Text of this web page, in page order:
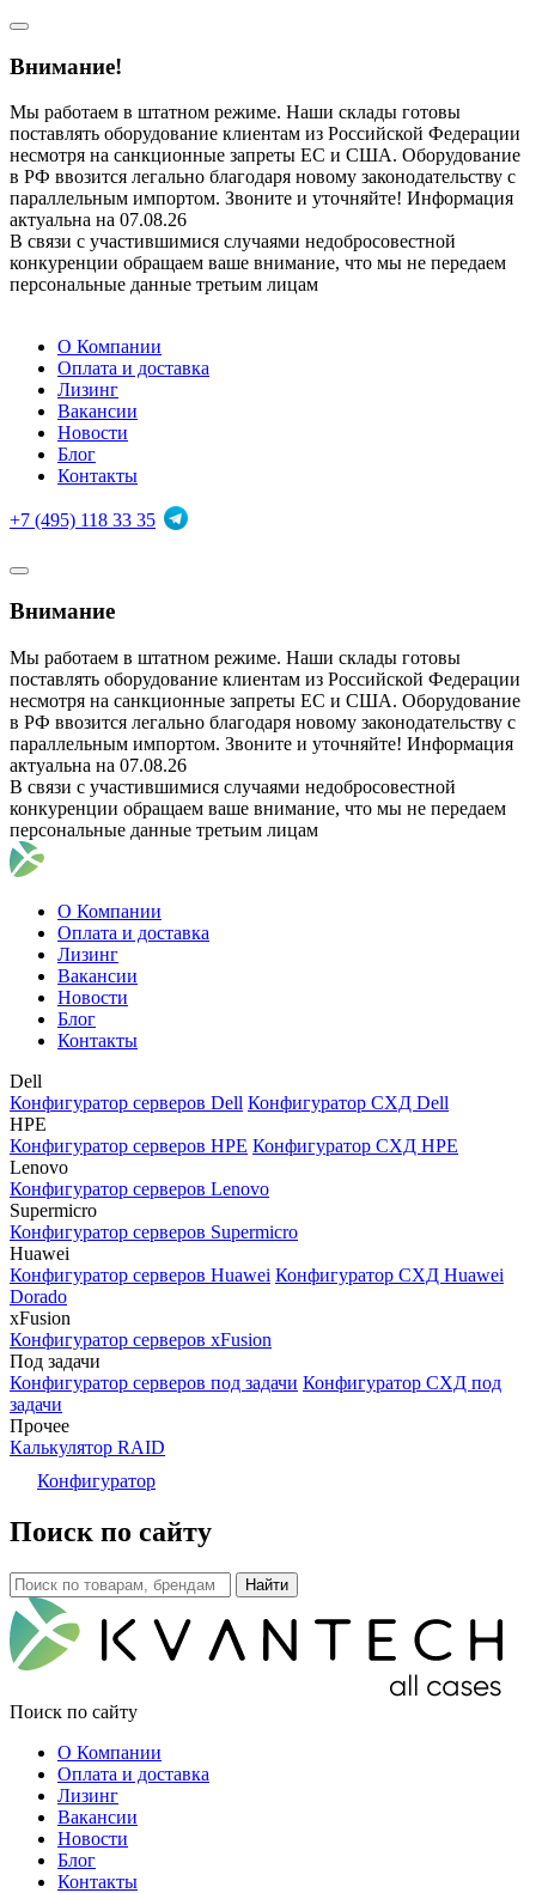
Внимание!
Мы работаем в штатном режиме. Наши склады готовы
поставлять оборудование клиентам из Российской Федерации
несмотря на санкционные запреты ЕС и США. Оборудование
в РФ ввозится легально благодаря новому законодательству с
параллельным импортом. Звоните и уточняйте! Информация
актуальна на 07.08.26
В связи с участившимися случаями недобросовестной
конкуренции обращаем ваше внимание, что мы не передаем
персональные данные третьим лицам
О Компании
Оплата и доставка
Лизинг
Вакансии
Новости
Блог
Контакты
+7 (495) 118 33 35
Внимание
Мы работаем в штатном режиме. Наши склады готовы
поставлять оборудование клиентам из Российской Федерации
несмотря на санкционные запреты ЕС и США. Оборудование
в РФ ввозится легально благодаря новому законодательству с
параллельным импортом. Звоните и уточняйте! Информация
актуальна на 07.08.26
В связи с участившимися случаями недобросовестной
конкуренции обращаем ваше внимание, что мы не передаем
персональные данные третьим лицам
О Компании
Оплата и доставка
Лизинг
Вакансии
Новости
Блог
Контакты
Dell
Конфигуратор серверов Dell Конфигуратор СХД Dell
HPE
Конфигуратор серверов HPE Конфигуратор СХД HPE
Lenovo
Конфигуратор серверов Lenovo
Supermicro
Конфигуратор серверов Supermicro
Huawei
Конфигуратор серверов Huawei Конфигуратор СХД Huawei
Dorado
xFusion
Конфигуратор серверов xFusion
Под задачи
Конфигуратор серверов под задачи Конфигуратор СХД под
задачи
Прочее
Калькулятор RAID
Конфигуратор
Поиск по сайту
Поиск по сайту
О Компании
Оплата и доставка
Лизинг
Вакансии
Новости
Блог
Контакты